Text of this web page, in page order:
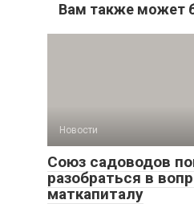
Вам также может
Новости
Союз садоводов
разобраться в
маткапиталу